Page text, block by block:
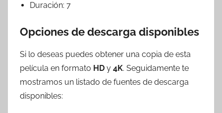
Duración: 7
Opciones de descarga disponibles
Si lo deseas puedes obtener una copia de esta
película en formato HD y 4K. Seguidamente te
mostramos un listado de fuentes de descarga
disponibles: